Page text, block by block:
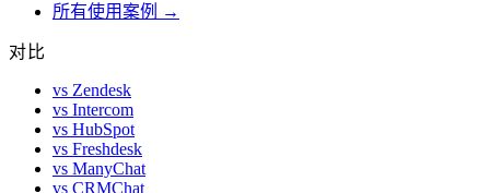
所有使用案例 →
对比
vs Zendesk
vs Intercom
vs HubSpot
vs Freshdesk
vs ManyChat
vs CRMChat